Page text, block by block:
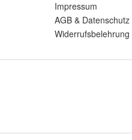
Impressum
AGB & Datenschutz
Widerrufsbelehrung